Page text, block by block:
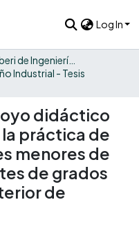
Log In
Facultad Barberi de Ingeniería, Diseño y Ciencias Aplicadas
Industrial - Tesis
didáctico
práctica de
menores de
de grados
de